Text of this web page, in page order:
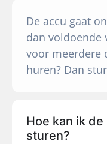
De accu gaat
dan voldoende
voor meerdere
huren? Dan
Hoe kan ik
sturen?